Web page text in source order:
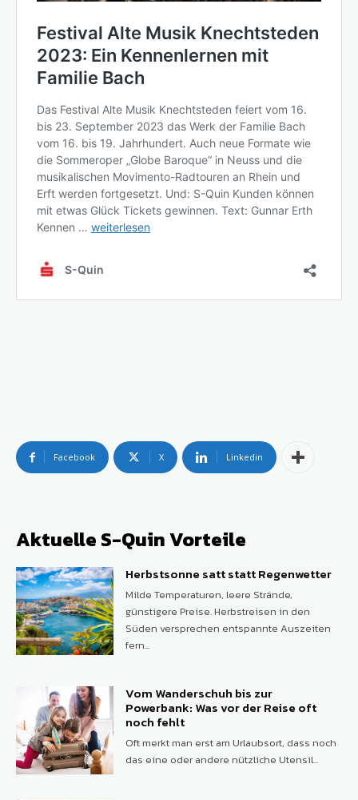
Facebook X Linkedin
Aktuelle S-Quin Vorteile
Herbstsonne satt statt Regenwetter
Milde Temperaturen, leere Strände,
günstigere Preise. Herbstreisen in den
Süden versprechen entspannte Auszeiten
fern...
Vom Wanderschuh bis zur
Powerbank: Was vor der Reise oft
noch fehlt
Oft merkt man erst am Urlaubsort, dass noch
das eine oder andere nützliche Utensil...